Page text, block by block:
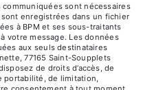
sont nécessaires
enregistrées dans un fichier
à BPM et ses sous-traitants
votre message. Les données
aux seuls destinataires
77165 Saint-Soupplets
de droits d’accès, de
portabilité, de limitation,